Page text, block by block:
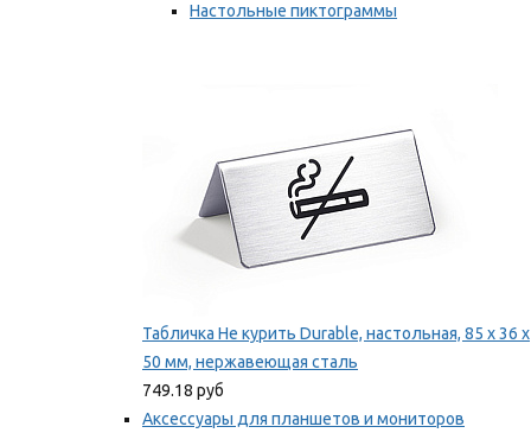
Настольные пиктограммы
Табличка Не курить Durable, настольная, 85 x 36 x
50 мм, нержавеющая сталь
749.18 руб
Аксессуары для планшетов и мониторов